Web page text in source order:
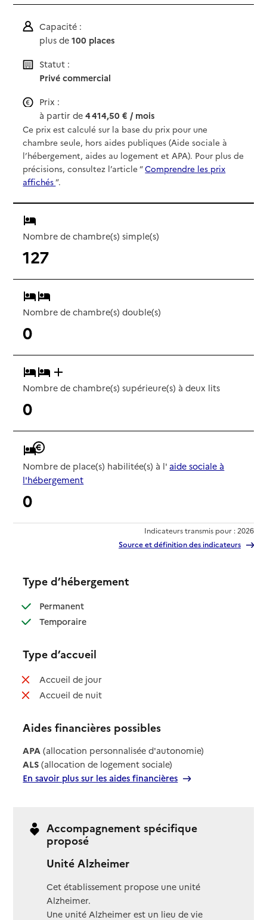
Capacité :
plus de100 places
Statut :
Privé commercial
Prix :
à partir de4 414,50 € / mois
Ce prix est calculé sur la base du prix pour une
chambre seule, hors aides publiques (Aide sociale à
l’hébergement, aides au logement et APA). Pour plus de
précisions, consultez l’article “Comprendre les prix
affichés”.
Nombre de chambre(s) simple(s)
127
Nombre de chambre(s) double(s)
0
Nombre de chambre(s) supérieure(s) à deux lits
0
Nombre de place(s) habilitée(s) à l' aide sociale à
l'hébergement
0
Indicateurs transmis pour : 2026
Source et définition des indicateurs
Type d’hébergement
Permanent: disponible
Temporaire: disponible
Type d’accueil
Accueil de jour: non disponible
Accueil de nuit: non disponible
Aides financières possibles
APA (allocation personnalisée d'autonomie)
ALS (allocation de logement sociale)
En savoir plus sur les aides financières
Accompagnement spécifique
proposé
Unité Alzheimer
Cet établissement propose une unité
Alzheimer.
Une unité Alzheimer est un lieu de vie